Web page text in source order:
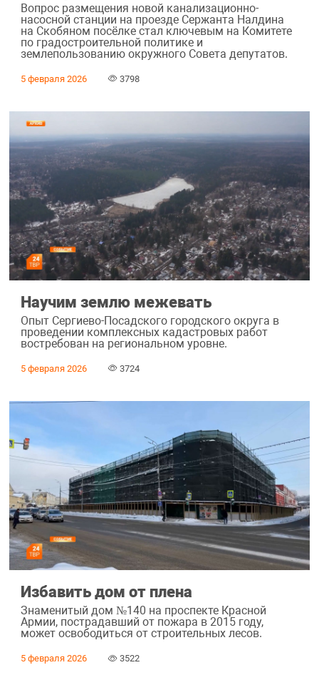
Вопрос размещения новой канализационно-
насосной станции на проезде Сержанта Налдина
на Скобяном посёлке стал ключевым на Комитете
по градостроительной политике и
землепользованию окружного Совета депутатов.
5 февраля 2026 3798
Научим землю межевать
Опыт Сергиево-Посадского городского округа в
проведении комплексных кадастровых работ
востребован на региональном уровне.
5 февраля 2026 3724
Избавить дом от плена
Знаменитый дом №140 на проспекте Красной
Армии, пострадавший от пожара в 2015 году,
может освободиться от строительных лесов.
5 февраля 2026 3522